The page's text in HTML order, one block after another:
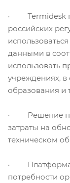
· Termidesk
российских
данными в
использовать
учреждениях,
образования и
· Решение
затраты на
техническом
· Платформа
потребности